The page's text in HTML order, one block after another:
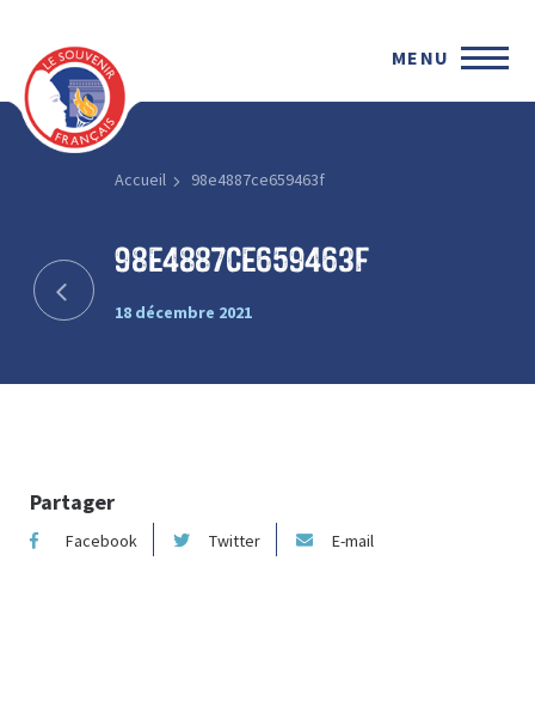
MENU
Accueil 98e4887ce659463f
98e4887ce659463f
18 décembre 2021
Partager
Facebook Twitter E-mail